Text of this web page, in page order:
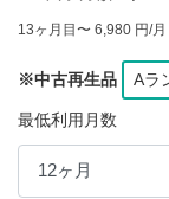
13ヶ月目〜 6,980 円/月
※中古再生品 Aラ
最低利用月数